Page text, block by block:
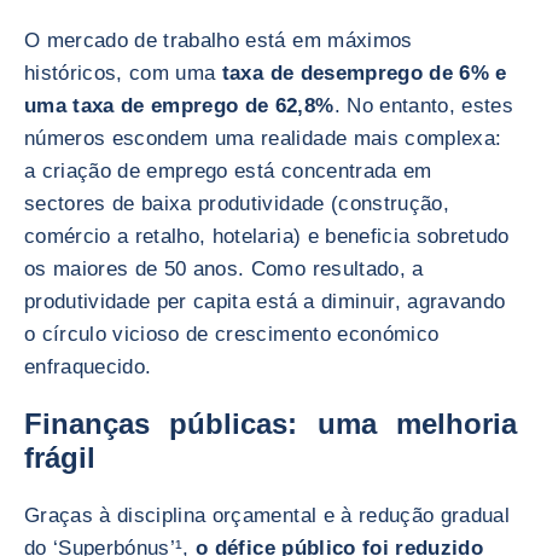
O mercado de trabalho está em máximos
históricos, com uma taxa de desemprego de 6% e
uma taxa de emprego de 62,8%. No entanto, estes
números escondem uma realidade mais complexa:
a criação de emprego está concentrada em
sectores de baixa produtividade (construção,
comércio a retalho, hotelaria) e beneficia sobretudo
os maiores de 50 anos. Como resultado, a
produtividade per capita está a diminuir, agravando
o círculo vicioso de crescimento económico
enfraquecido.
Finanças públicas: uma melhoria
frágil
Graças à disciplina orçamental e à redução gradual
do ‘Superbónus’¹,o défice público foi reduzido